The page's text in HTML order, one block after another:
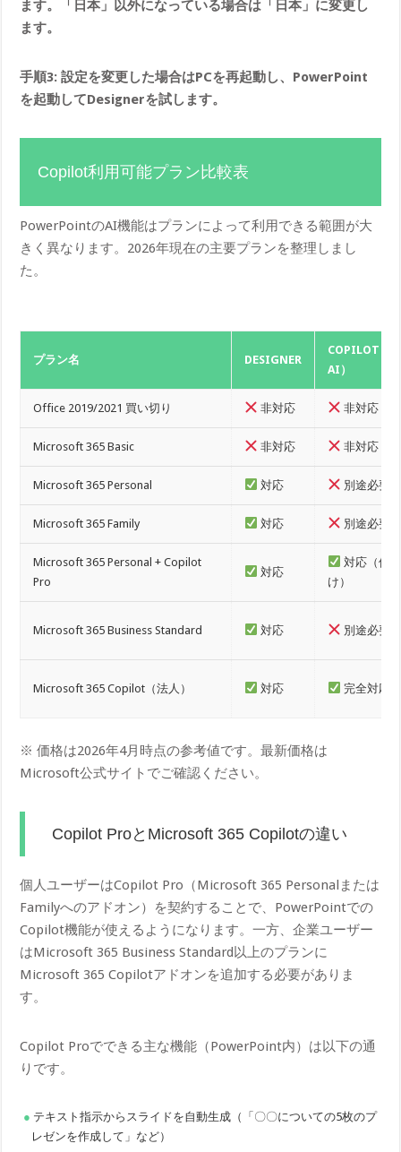
ます。「日本」以外になっている場合は「日本」に変更し
ます。
手順3: 設定を変更した場合はPCを再起動し、PowerPoint
を起動してDesignerを試します。
Copilot利用可能プラン比較表
PowerPointのAI機能はプランによって利用できる範囲が大
きく異なります。2026年現在の主要プランを整理しまし
た。
プラン名 DESIGNER
COPILOT（
AI）
Office 2019/2021 買い切り 非対応 非対応
Microsoft 365 Basic 非対応 非対応
Microsoft 365 Personal 対応 別途必要
Microsoft 365 Family 対応 別途必要
Microsoft 365 Personal + Copilot
Pro
対応
対応（個
け）
Microsoft 365 Business Standard 対応 別途必要
Microsoft 365 Copilot（法人） 対応 完全対応
※ 価格は2026年4月時点の参考値です。最新価格は
Microsoft公式サイトでご確認ください。
Copilot ProとMicrosoft 365 Copilotの違い
個人ユーザーはCopilot Pro（Microsoft 365 Personalまたは
Familyへのアドオン）を契約することで、PowerPointでの
Copilot機能が使えるようになります。一方、企業ユーザー
はMicrosoft 365 Business Standard以上のプランに
Microsoft 365 Copilotアドオンを追加する必要がありま
す。
Copilot Proでできる主な機能（PowerPoint内）は以下の通
りです。
テキスト指示からスライドを自動生成（「〇〇についての5枚のプ
レゼンを作成して」など）